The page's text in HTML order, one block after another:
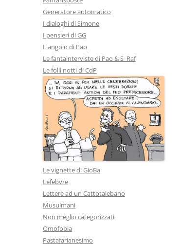
Generatore automatico
I dialoghi di Simone
I pensieri di GG
L'angolo di Pao
Le fantainterviste di Pao & S_Raf
Le folli notti di CdP
Le vignette di GioBa
Lefebvre
Lettere ad un Cattotalebano
Musulmani
Non meglio categorizzati
Omofobia
Pastafarianesimo